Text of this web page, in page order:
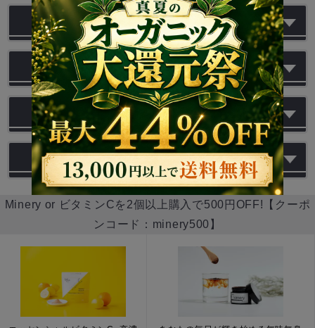
レビュー
商品のQ&A
商品の画像一覧
お問い合わせ
Minery or ビタミンCを2個以上購入で500円OFF!【クーポ
ンコード：minery500】